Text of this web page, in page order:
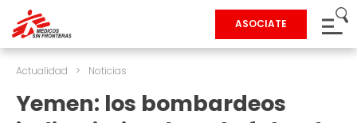
ASOCIATE
Actualidad > Noticias
Yemen: los bombardeos